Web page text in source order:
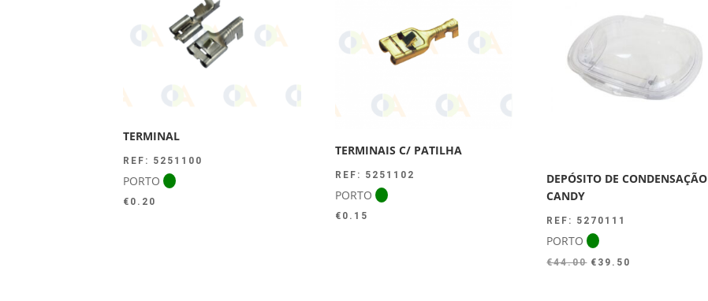
TERMINAL
REF: 5251100
PORTO
€ 0.20
TERMINAIS C/ PATILHA
REF: 5251102
PORTO
€ 0.15
DEPÓSITO DE CONDENSAÇÃO
CANDY
REF: 5270111
PORTO
€44.00 O
€ 39.50